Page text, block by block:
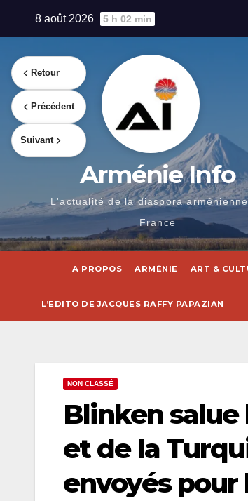
8 août 2026 5 h 02 min
Arménie Info
L'actualité de la diaspora
France
A PROPOS ARMÉNIE ART &
L’EDITO DE JACQUES RAFFY PAPAZIAN
NON CLASSÉ
Blinken salue
et de la
envoyés
Retour
Précédent
Suivant